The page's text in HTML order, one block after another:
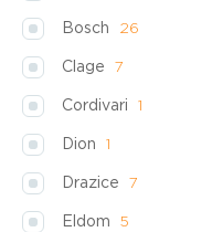
Bosch 26
Clage 7
Cordivari 1
Dion 1
Drazice 7
Eldom 5